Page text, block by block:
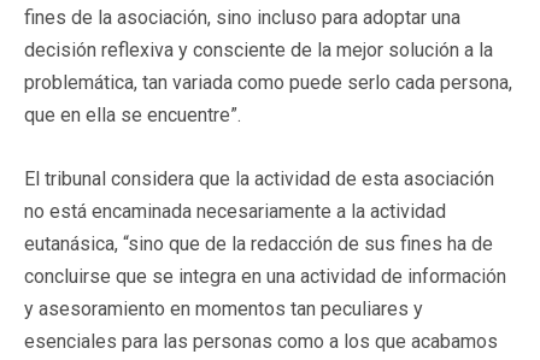
fines de la asociación, sino incluso para adoptar una
decisión reflexiva y consciente de la mejor solución a la
problemática, tan variada como puede serlo cada persona,
que en ella se encuentre”.
El tribunal considera que la actividad de esta asociación
no está encaminada necesariamente a la actividad
eutanásica, “sino que de la redacción de sus fines ha de
concluirse que se integra en una actividad de información
y asesoramiento en momentos tan peculiares y
esenciales para las personas como a los que acabamos